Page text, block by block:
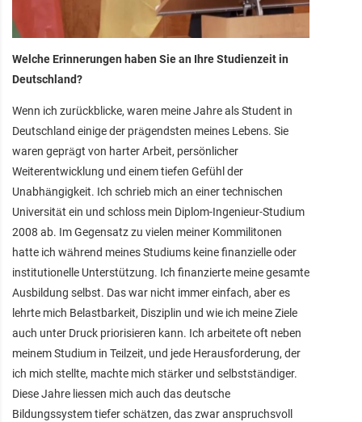
Welche Erinnerungen haben Sie an Ihre Studienzeit in
Deutschland?
Wenn ich zurückblicke, waren meine Jahre als Student in
Deutschland einige der prägendsten meines Lebens. Sie
waren geprägt von harter Arbeit, persönlicher
Weiterentwicklung und einem tiefen Gefühl der
Unabhängigkeit. Ich schrieb mich an einer technischen
Universität ein und schloss mein Diplom-Ingenieur-Studium
2008 ab. Im Gegensatz zu vielen meiner Kommilitonen
hatte ich während meines Studiums keine finanzielle oder
institutionelle Unterstützung. Ich finanzierte meine gesamte
Ausbildung selbst. Das war nicht immer einfach, aber es
lehrte mich Belastbarkeit, Disziplin und wie ich meine Ziele
auch unter Druck priorisieren kann. Ich arbeitete oft neben
meinem Studium in Teilzeit, und jede Herausforderung, der
ich mich stellte, machte mich stärker und selbstständiger.
Diese Jahre liessen mich auch das deutsche
Bildungssystem tiefer schätzen, das zwar anspruchsvoll